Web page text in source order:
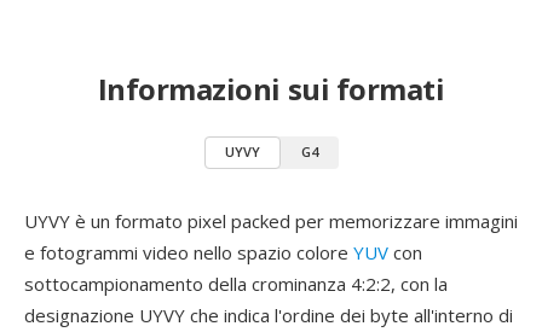
Informazioni sui formati
UYVY G4
UYVY è un formato pixel packed per memorizzare immagini
e fotogrammi video nello spazio colore YUV con
sottocampionamento della crominanza 4:2:2, con la
designazione UYVY che indica l'ordine dei byte all'interno di